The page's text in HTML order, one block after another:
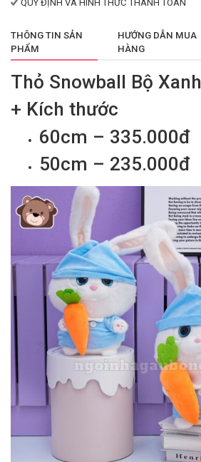
QUY ĐỊNH VÀ HÌNH THỨC THANH TOÁN
THÔNG TIN SẢN
PHẨM
HƯỚNG DẪN MUA
HÀNG
Thỏ Snowball Bộ Xanh
+ Kích thước
60cm – 335.000đ
50cm – 235.000đ